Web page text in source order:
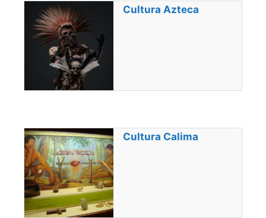
Cultura Azteca
Cultura Calima